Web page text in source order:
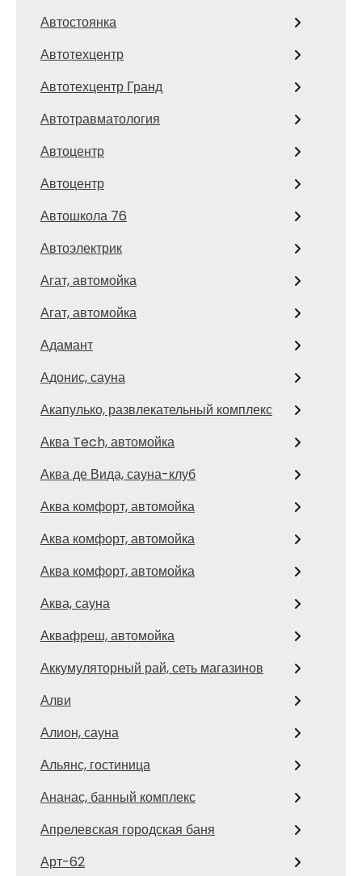
Автостоянка
Автотехцентр
Автотехцентр Гранд
Автотравматология
Автоцентр
Автоцентр
Автошкола 76
Автоэлектрик
Агат, автомойка
Агат, автомойка
Адамант
Адонис, сауна
Акапулько, развлекательный комплекс
Аква Tech, автомойка
Аква де Вида, сауна-клуб
Аква комфорт, автомойка
Аква комфорт, автомойка
Аква комфорт, автомойка
Аква, сауна
Аквафреш, автомойка
Аккумуляторный рай, сеть магазинов
Алви
Алион, сауна
Альянс, гостиница
Ананас, банный комплекс
Апрелевская городская баня
Арт-62